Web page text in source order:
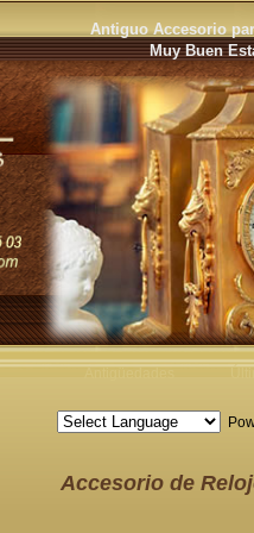
Antiguo Accesorio
Muy Buen
Accesorio de